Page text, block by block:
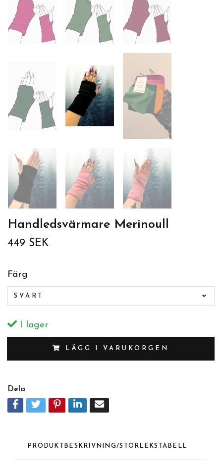
Handledsvärmare Merinoull
449 SEK
Färg
SVART
I lager
LÄGG I VARUKORGEN
Dela
PRODUKTBESKRIVNING/STORLEKSTABELL